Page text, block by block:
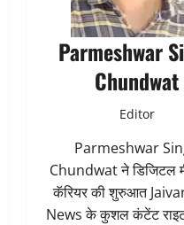
Parmeshwar
Chundwat
Editor
Parmeshwar
Chundwat ने डिजिटल
कॅरियर की शुरुआत
News के कुशल कंटेंट